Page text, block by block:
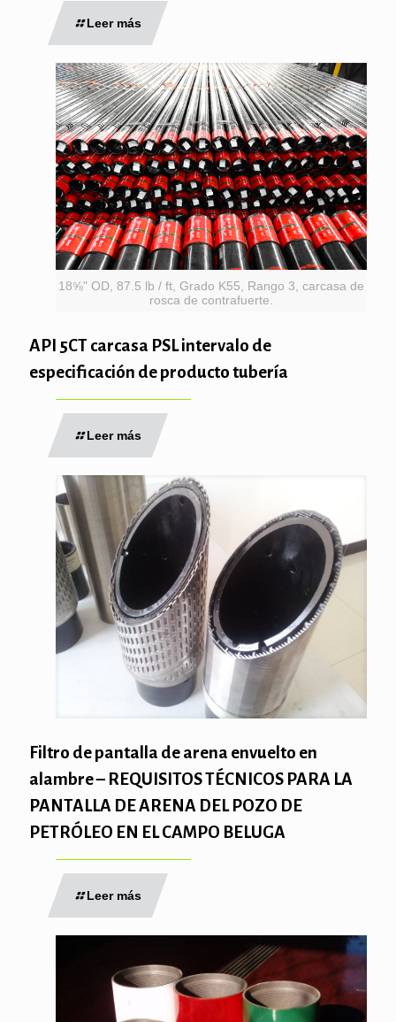
Leer más
18⅝" OD, 87.5 lb / ft, Grado K55, Rango 3, carcasa de
rosca de contrafuerte.
API 5CT carcasa PSL intervalo de
especificación de producto tubería
Leer más
Filtro de pantalla de arena envuelto en
alambre – REQUISITOS TÉCNICOS PARA LA
PANTALLA DE ARENA DEL POZO DE
PETRÓLEO EN EL CAMPO BELUGA
Leer más